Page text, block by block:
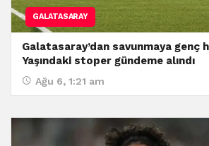
GALATASARAY
Galatasaray’dan savunmaya genç
Yaşındaki stoper gündeme alındı
Ağu 6, 1:21 am